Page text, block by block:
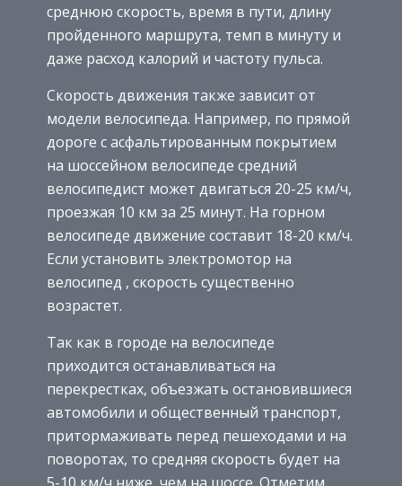
среднюю скорость, время в пути, длину
пройденного маршрута, темп в минуту и
даже расход калорий и частоту пульса.
Скорость движения также зависит от
модели велосипеда. Например, по прямой
дороге с асфальтированным покрытием
на шоссейном велосипеде средний
велосипедист может двигаться 20-25 км/ч,
проезжая 10 км за 25 минут. На горном
велосипеде движение составит 18-20 км/ч.
Если установить электромотор на
велосипед , скорость существенно
возрастет.
Так как в городе на велосипеде
приходится останавливаться на
перекрестках, объезжать остановившиеся
автомобили и общественный транспорт,
притормаживать перед пешеходами и на
поворотах, то средняя скорость будет на
5-10 км/ч ниже, чем на шоссе. Отметим,